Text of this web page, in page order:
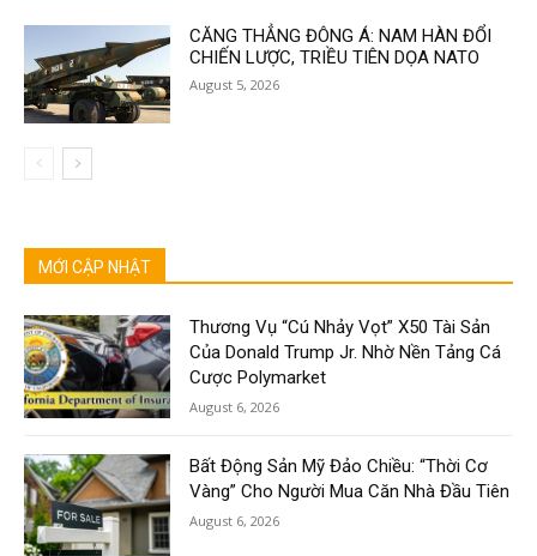
CĂNG THẲNG ĐÔNG Á: NAM HÀN ĐỔI
CHIẾN LƯỢC, TRIỀU TIÊN DỌA NATO
August 5, 2026
MỚI CẬP NHẬT
Thương Vụ “Cú Nhảy Vọt” X50 Tài Sản
Của Donald Trump Jr. Nhờ Nền Tảng Cá
Cược Polymarket
August 6, 2026
Bất Động Sản Mỹ Đảo Chiều: “Thời Cơ
Vàng” Cho Người Mua Căn Nhà Đầu Tiên
August 6, 2026